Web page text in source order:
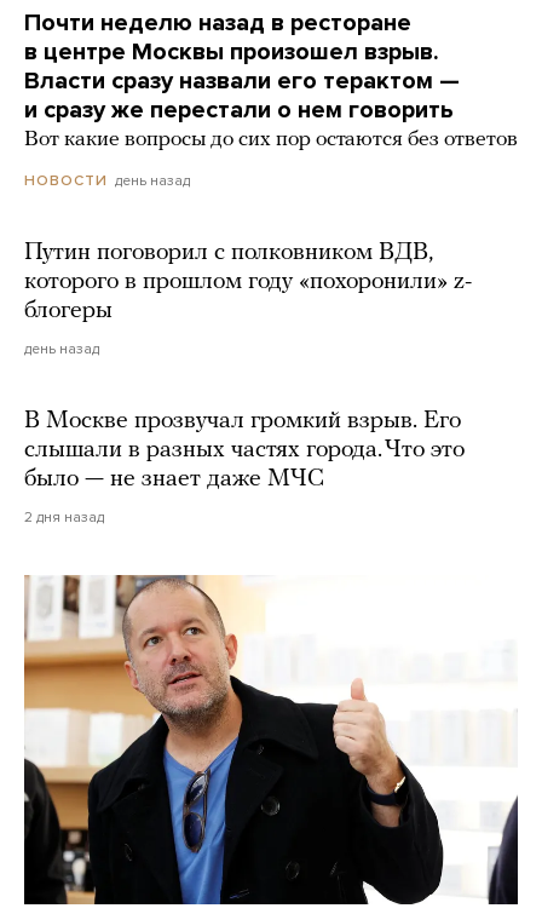
Почти неделю назад в ресторане
в центре Москвы произошел взрыв.
Власти сразу назвали его терактом —
и сразу же перестали о нем говорить
Вот какие вопросы до сих пор остаются без ответов
НОВОСТИ день назад
Путин поговорил с полковником ВДВ,
которого в прошлом году «похоронили» z-
блогеры
день назад
В Москве прозвучал громкий взрыв. Его
слышали в разных частях города. Что это
было — не знает даже МЧС
2 дня назад